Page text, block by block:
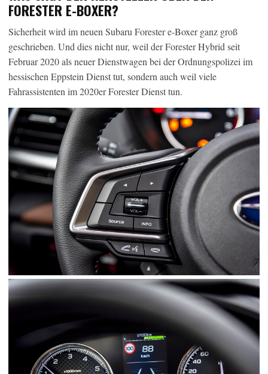
FORESTER E-BOXER?
Sicherheit wird im neuen Subaru Forester e-Boxer ganz groß
geschrieben. Und dies nicht nur, weil der Forester Hybrid seit
Februar 2020 als neuer Dienstwagen bei der Ordnungspolizei im
hessischen Eppstein Dienst tut, sondern auch weil viele
Fahrassistenten im 2020er Forester Dienst tun.